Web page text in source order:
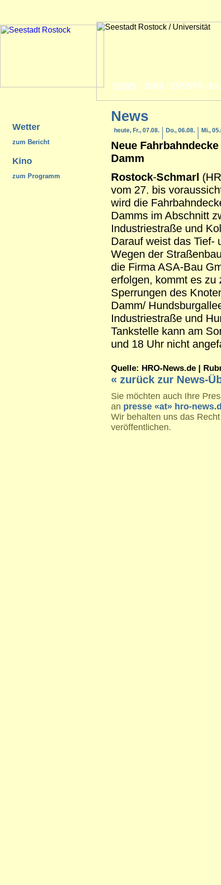
NEWS JOBS EVENTS
Wetter
zum Bericht
Kino
zum Programm
News
heute, Fr., 07.08. Do., 06.08. Mi.,
Neue
Damm
Rostock-Schmarl
vom 27. bis
wird die
Damms im Abschnitt
Industriestraße und
Darauf weist das Tief-
Wegen der
die Firma ASA-Bau
erfolgen, kommt es zu
Sperrungen des
Damm/
Industriestraße und
Tankstelle kann am
und 18 Uhr nicht
Quelle: HRO-News.de |
« zurück zur News-
Sie möchten auch Ihre
an presse «at» hro-
Wir behalten uns das
veröffentlichen.